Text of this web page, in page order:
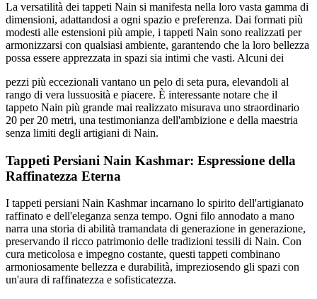
La versatilità dei tappeti Nain si manifesta nella loro vasta gamma di
dimensioni, adattandosi a ogni spazio e preferenza. Dai formati più
modesti alle estensioni più ampie, i tappeti Nain sono realizzati per
armonizzarsi con qualsiasi ambiente, garantendo che la loro bellezza
possa essere apprezzata in spazi sia intimi che vasti. Alcuni dei
pezzi più eccezionali vantano un pelo di seta pura, elevandoli al
rango di vera lussuosità e piacere. È interessante notare che il
tappeto Nain più grande mai realizzato misurava uno straordinario
20 per 20 metri, una testimonianza dell'ambizione e della maestria
senza limiti degli artigiani di Nain.
Tappeti Persiani Nain Kashmar: Espressione della
Raffinatezza Eterna
I tappeti persiani Nain Kashmar incarnano lo spirito dell'artigianato
raffinato e dell'eleganza senza tempo. Ogni filo annodato a mano
narra una storia di abilità tramandata di generazione in generazione,
preservando il ricco patrimonio delle tradizioni tessili di Nain. Con
cura meticolosa e impegno costante, questi tappeti combinano
armoniosamente bellezza e durabilità, impreziosendo gli spazi con
un'aura di raffinatezza e sofisticatezza.